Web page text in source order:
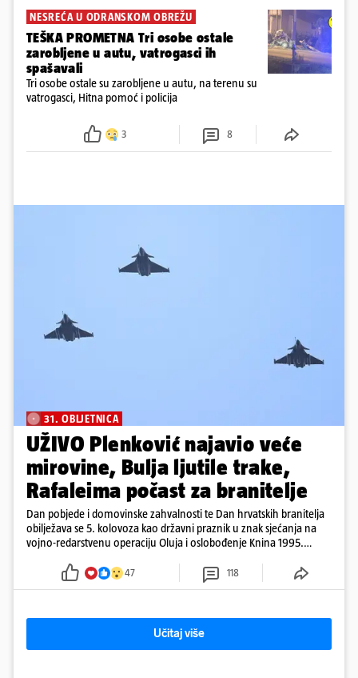
NESREĆA U ODRANSKOM OBREŽU
TEŠKA PROMETNA Tri osobe ostale
zarobljene u autu, vatrogasci ih
spašavali
Tri osobe ostale su zarobljene u autu, na terenu su
vatrogasci, Hitna pomoć i policija
3 8
31. OBLJETNICA
UŽIVO Plenković najavio veće
mirovine, Bulja ljutile trake,
Rafaleima počast za branitelje
Dan pobjede i domovinske zahvalnosti te Dan hrvatskih branitelja
obilježava se 5. kolovoza kao državni praznik u znak sjećanja na
vojno-redarstvenu operaciju Oluja i oslobođenje Knina 1995.
47 118
Učitaj više